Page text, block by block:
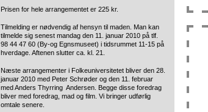
Prisen for hele arrangementet er 225 kr.
Tilmelding er nødvendig af hensyn til maden. Man kan
tilmelde sig senest mandag den 11. januar 2010 på tlf.
98 44 47 60 (By-og Egnsmuseet) i tidsrummet 11-15 på
hverdage. Aftenen slutter ca. kl. 21.
Næste arrangementer i Folkeuniversitetet bliver den 28.
januar 2010 med Peter Schrøder og den 11. februar
med Anders Thyrring Andersen. Begge disse foredrag
bliver med foredrag, mad og film. Vi bringer udførlig
omtale senere.